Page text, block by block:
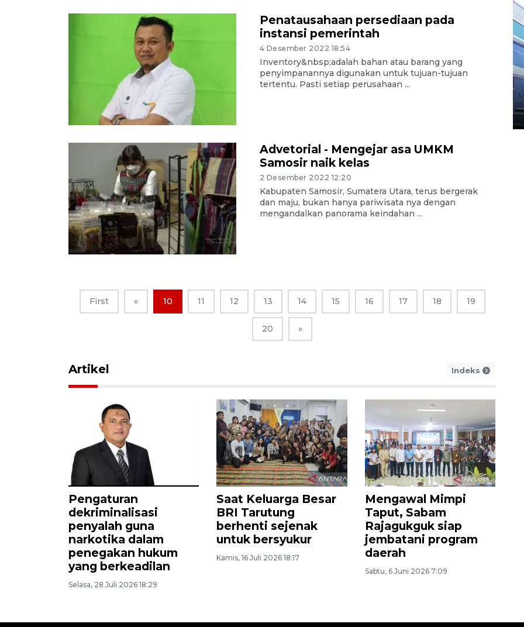
Penatausahaan persediaan pada
instansi pemerintah
4 Desember 2022 18:54
Inventory&nbsp;adalah bahan atau barang yang
penyimpanannya digunakan untuk tujuan-tujuan
tertentu. Pasti setiap perusahaan ...
Advetorial - Mengejar asa UMKM
Samosir naik kelas
2 Desember 2022 12:20
Kabupaten Samosir, Sumatera Utara, terus bergerak
dan maju, bukan hanya pariwisata nya dengan
mengandalkan panorama keindahan ...
First « 10 11 12 13 14 15 16 17 18 19
20 »
Artikel Indeks
Pengaturan
dekriminalisasi
penyalah guna
narkotika dalam
penegakan hukum
yang berkeadilan
Selasa, 28 Juli 2026 18:29
Saat Keluarga Besar
BRI Tarutung
berhenti sejenak
untuk bersyukur
Kamis, 16 Juli 2026 18:17
Mengawal Mimpi
Taput, Sabam
Rajagukguk siap
jembatani program
daerah
Sabtu, 6 Juni 2026 7:09
IDAI perkuat kompetensi
dokter tangani penyakit